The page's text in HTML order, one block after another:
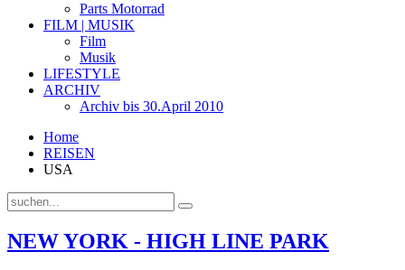
Parts Motorrad
FILM | MUSIK
Film
Musik
LIFESTYLE
ARCHIV
Archiv bis 30.April 2010
Home
REISEN
USA
NEW YORK - HIGH LINE PARK